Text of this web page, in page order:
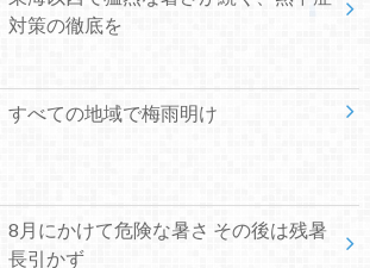
対策の徹底を
すべての地域で梅雨明け
8月にかけて危険な暑さ その後は残暑
長引かず